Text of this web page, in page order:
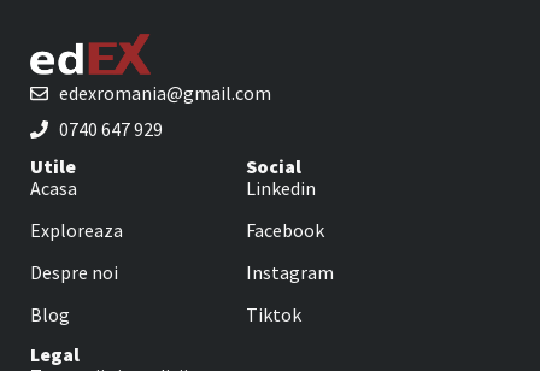
edexromania@gmail.com
0740 647 929
Utile
Acasa
Exploreaza
Despre noi
Blog
Social
Linkedin
Facebook
Instagram
Tiktok
Legal